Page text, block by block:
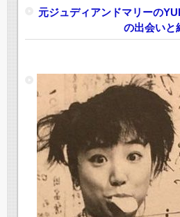
元ジュディアンドマリーの
の出会いと